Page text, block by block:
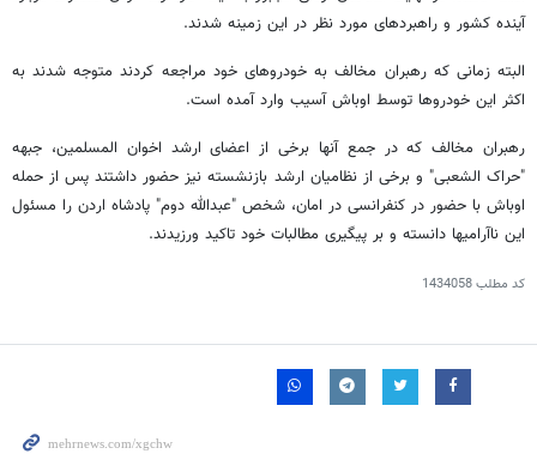
آینده کشور و راهبردهای مورد نظر در این زمینه شدند.
البته زمانی که رهبران مخالف به خودروهای خود مراجعه کردند متوجه شدند به
اکثر این خودروها توسط اوباش آسیب وارد آمده است.
رهبران مخالف که در جمع آنها برخی از اعضای ارشد اخوان المسلمین، جبهه
"حراک الشعبی" و برخی از نظامیان ارشد بازنشسته نیز حضور داشتند پس از حمله
اوباش با حضور در کنفرانسی در امان، شخص "عبدالله دوم" پادشاه اردن را مسئول
این ناآرامیها دانسته و بر پیگیری مطالبات خود تاکید ورزیدند.
کد مطلب1434058